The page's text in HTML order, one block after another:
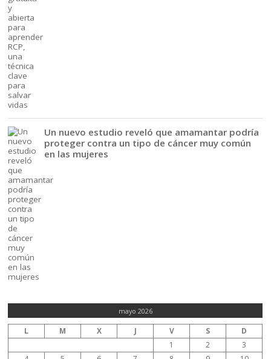
Un nuevo estudio reveló que amamantar podría
proteger contra un tipo de cáncer muy común
en las mujeres
mayo 2026
L M X J V S
D
1
2
3